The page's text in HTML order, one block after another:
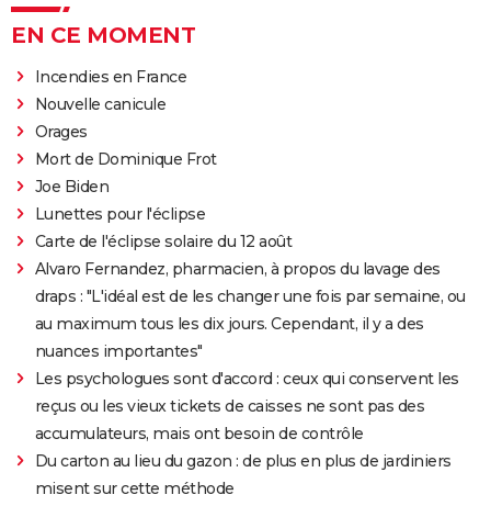
EN CE MOMENT
Incendies en France
Nouvelle canicule
Orages
Mort de Dominique Frot
Joe Biden
Lunettes pour l'éclipse
Carte de l'éclipse solaire du 12 août
Alvaro Fernandez, pharmacien, à propos du lavage des
draps : "L'idéal est de les changer une fois par semaine, ou
au maximum tous les dix jours. Cependant, il y a des
nuances importantes"
Les psychologues sont d'accord : ceux qui conservent les
reçus ou les vieux tickets de caisses ne sont pas des
accumulateurs, mais ont besoin de contrôle
Du carton au lieu du gazon : de plus en plus de jardiniers
misent sur cette méthode